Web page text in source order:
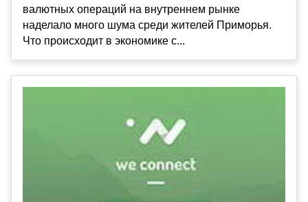
валютных операций на внутреннем рынке
наделало много шума среди жителей Приморья.
Что происходит в экономике с...